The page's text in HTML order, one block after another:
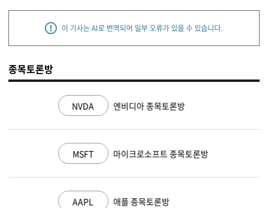
이 기사는 AI로 번역되어 일부 오류가 있을 수 있습니다.
종목토론방
엔비디아 종목토론방
마이크로소프트 종목토론방
애플 종목토론방